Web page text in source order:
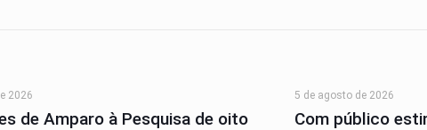
2026
de Amparo à Pesquisa de oito
5 de agosto de 2026
Com público